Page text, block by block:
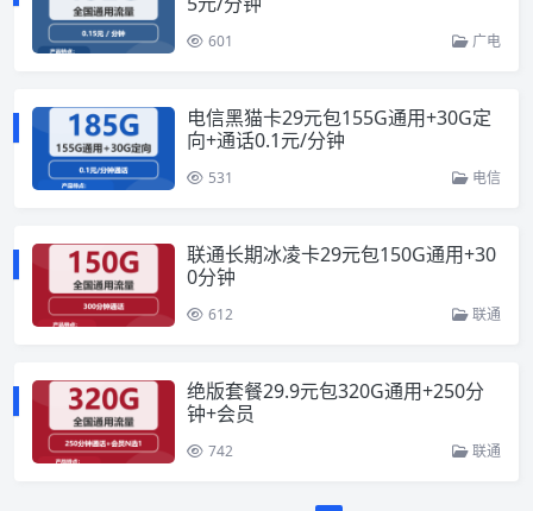
601 广电
电信黑猫卡29元包155G通用+30G定
向+通话0.1元/分钟
531 电信
联通长期冰凌卡29元包150G通用+30
0分钟
612 联通
绝版套餐29.9元包320G通用+250分
钟+会员
742 联通